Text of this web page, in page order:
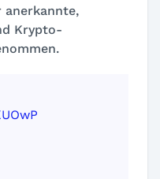
anerkannte,
Krypto-